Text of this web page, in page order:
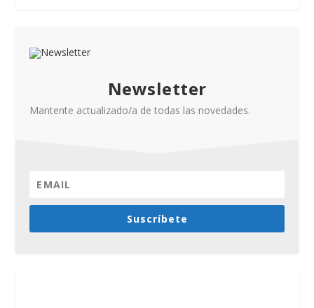
Newsletter
Mantente actualizado/a de todas las novedades.
Suscríbete